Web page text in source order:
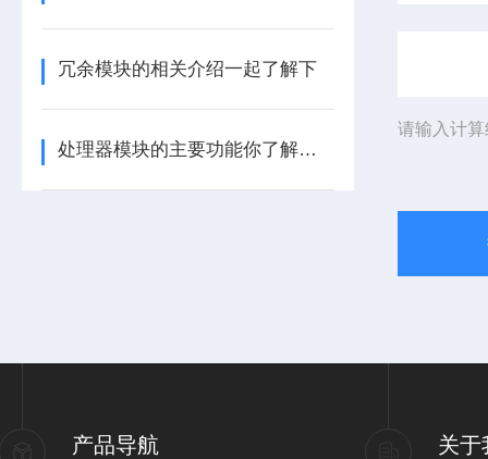
冗余模块的相关介绍一起了解下
处理器模块的主要功能你了解多少呢
请输入计
产品导航 关于